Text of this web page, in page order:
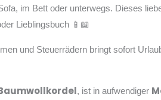
im Bett oder unterwegs. Dieses
Lieblingsbuch 📱📖
und Steuerrädern bringt sofort
, ist in aufwendiger